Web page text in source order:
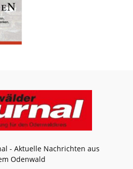
- Aktuelle Nachrichten aus
Odenwald